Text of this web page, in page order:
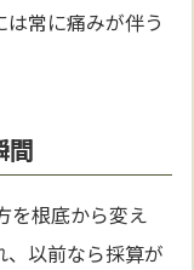
常に痛みが伴う
間
を根底から変え
、以前なら採算が